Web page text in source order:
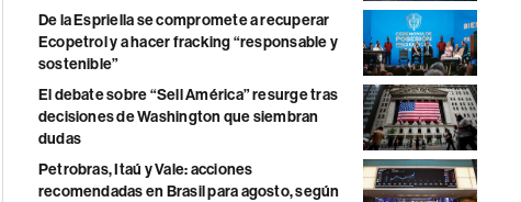
De la Espriella se compromete a recuperar
Ecopetrol y a hacer fracking “responsable y
sostenible”
El debate sobre “Sell América” resurge tras
decisiones de Washington que siembran
dudas
Petrobras, Itaú y Vale: acciones
recomendadas en Brasil para agosto, según